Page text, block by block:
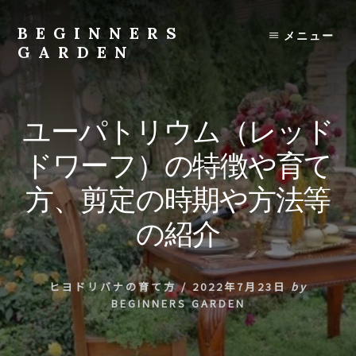
content
BEGINNERS
GARDEN
物
の
種
類
や
育
て
方
の
紹
介
を
行
い
メニュー
ユーパトリウム（レッド
ドワーフ）の特徴や育て
方、剪定の時期や方法等
の紹介
ヒヨドリバナの育て方/ 2022年7月23日 by
BEGINNERS GARDEN